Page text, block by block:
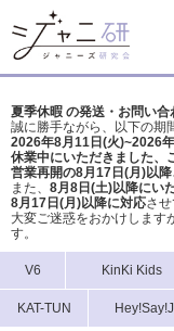
夏季休暇 の発送・お問い
誠に勝手ながら、以下の期
2026年8月11日(火)~2026
休業中にいただきました、
営業再開の8月17日(月)以
また、 8月8日(土)以降にい
8月17日(月)以降に対応さ
大変ご迷惑をおかけします
す。
V6 KinKi Kids
KAT-TUN